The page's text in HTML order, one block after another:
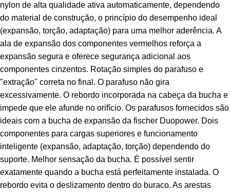
nylon de alta qualidade ativa automaticamente, dependendo
do material de construção, o princípio do desempenho ideal
(expansão, torção, adaptação) para uma melhor aderência. A
ala de expansão dos componentes vermelhos reforça a
expansão segura e oferece segurança adicional aos
componentes cinzentos. Rotação simples do parafuso e
"extração" correta no final. O parafuso não gira
excessivamente. O rebordo incorporada na cabeça da bucha e
impede que ele afunde no orifício. Os parafusos fornecidos são
ideais com a bucha de expansão da fischer Duopower. Dois
componentes para cargas superiores e funcionamento
inteligente (expansão, adaptação, torção) dependendo do
suporte. Melhor sensação da bucha. É possível sentir
exatamente quando a bucha está perfeitamente instalada. O
rebordo evita o deslizamento dentro do buraco. As arestas